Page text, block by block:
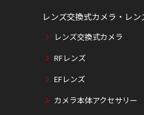
レンズ交換式カメラ・レン
レンズ交換式カメラ
RFレンズ
EFレンズ
カメラ本体アクセサリー